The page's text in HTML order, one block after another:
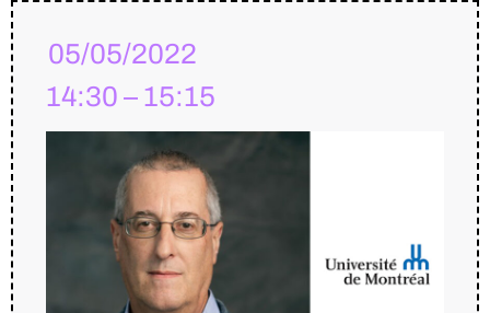
05/05/2022
14:30 – 15:15